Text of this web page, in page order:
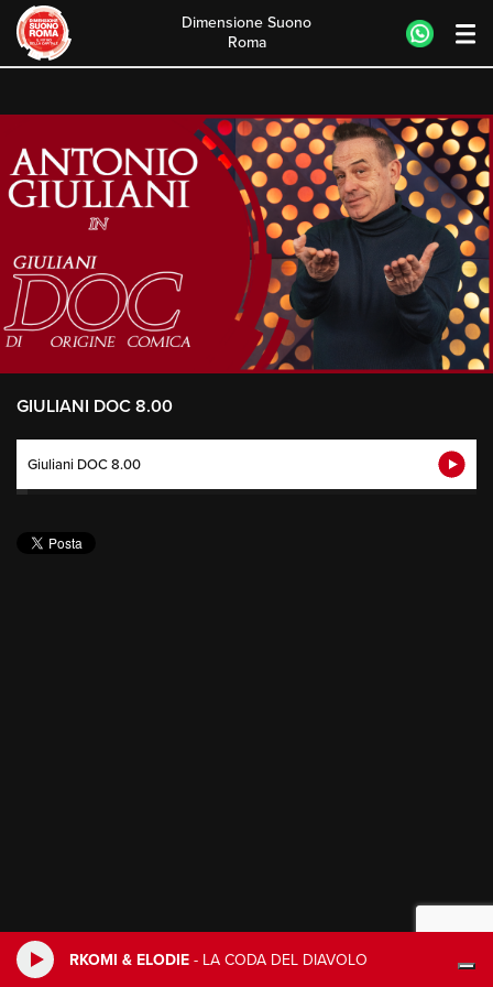
RKOMI & ELODIE - LA CODA DEL DIAVOLO
content
Dimensione Suono
Roma
GIULIANI DOC 8.00
Giuliani DOC 8.00